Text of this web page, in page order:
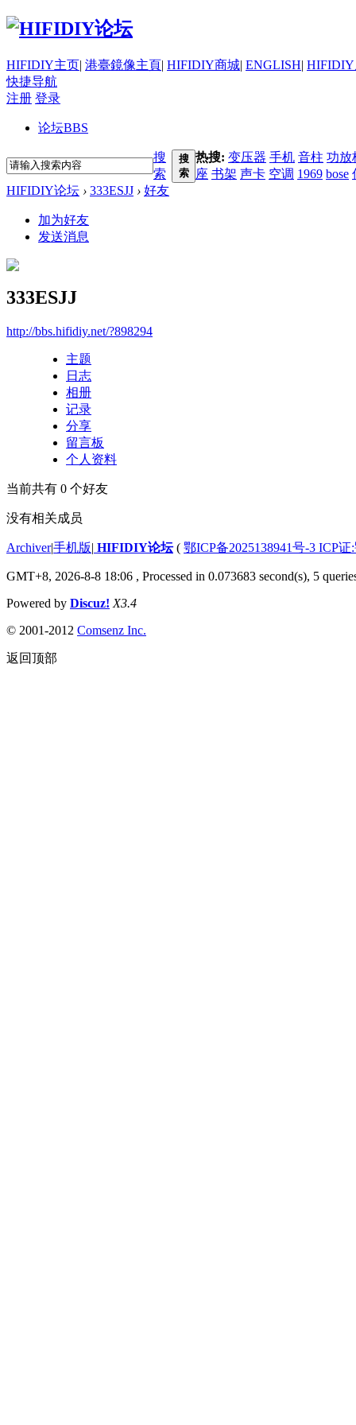
HIFIDIY主页| 港臺鏡像主頁| HIFIDIY商城| ENGLISH|
快捷导航
注册 登录
论坛BBS
搜
索
搜
索
热搜: 变压器 手机 音柱 功放
座 书架 声卡 空调 1969 bose
HIFIDIY论坛 › 333ESJJ › 好友
加为好友
发送消息
333ESJJ
http://bbs.hifidiy.net/?898294
主题
日志
相册
记录
分享
留言板
个人资料
当前共有 0 个好友
没有相关成员
Archiver|手机版| HIFIDIY论坛( 鄂ICP备2025138941号-3 ICP
GMT+8, 2026-8-8 18:06 , Processed in 0.073683 second(s), 5
Powered by Discuz! X3.4
© 2001-2012 Comsenz Inc.
返回顶部